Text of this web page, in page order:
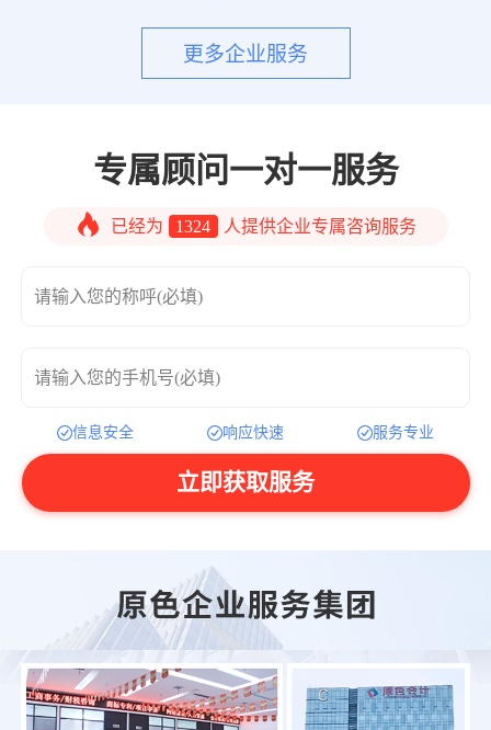
更多企业服务
专属顾问一对一服务
已经为 1324 人提供企业专属咨询服务
请输入您的称呼(必填)
请输入您的手机号(必填)
信息安全 响应快速 服务专业
立即获取服务